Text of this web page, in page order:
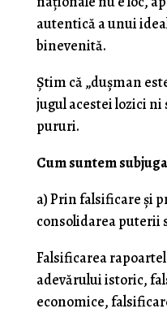
autentică a unui
binevenită.
Ştim că „duşman
jugul acestei lozici
pururi.
Cum suntem
a) Prin falsificare şi
consolidarea puterii
Falsificarea
adevărului istoric,
economice,